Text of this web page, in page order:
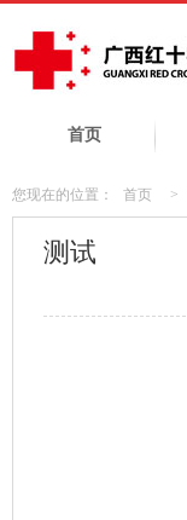
首页
您现在的位置： 首页 >
测试